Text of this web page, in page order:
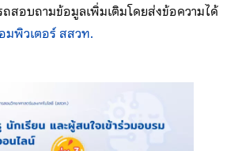
สอบถามข้อมูลเพิ่มเติมโดยส่งข้อความได้
มพิวเตอร์ สสวท.